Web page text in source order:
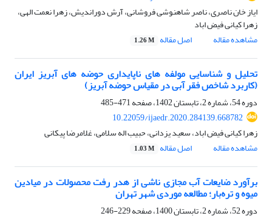
ایاز خان ناصری، ناصر شاهنوشی فروشانی، آرش دوراندیش، زهرا نعمت الهی،
زهرا کیانی فیض اباد
مشاهده مقاله
اصل مقاله 1.26 M
تحلیل و شناسایی مولفه های ناپایداری حوضه های آبریز ایران
(کاربرد شاخص فقر آبی در مقیاس حوضه آبریز)
دوره 54، شماره 2، تابستان 1402، صفحه
471-485
10.22059/ijaedr.2020.284139.668782
زهرا کیانی فیض اباد، سعید یزدانی، حبیب اله سلامی، غلامرضا پیکانی
مشاهده مقاله
اصل مقاله 1.03 M
برآورد ضایعات آب مجازی ناشی از هدر رفت محصولات در میادین
میوه‌ و تره‌بار؛ مطالعه موردی شهر تهران
دوره 52، شماره 2، تابستان 1400، صفحه
229-246